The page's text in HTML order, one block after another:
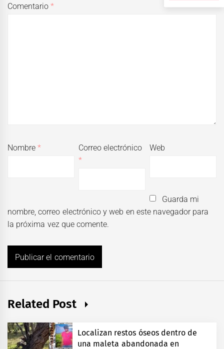
Comentario*
Nombre*
Correo electrónico
*
Web
Guarda mi
nombre, correo electrónico y web en este navegador para
la próxima vez que comente.
Related Post
Localizan restos óseos dentro de
una maleta abandonada en